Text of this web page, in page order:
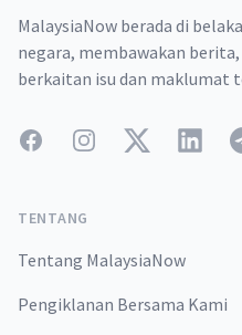
MalaysiaNow berada di
negara, membawakan
berkaitan isu dan maklumat
FacebookInstagramTwitter
TENTANG
Tentang MalaysiaNow
Pengiklanan Bersama Kami